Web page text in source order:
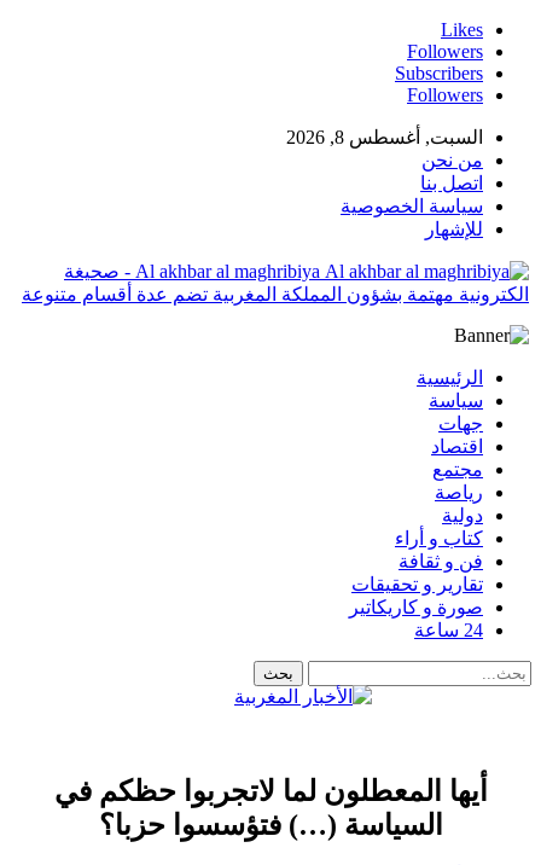
Likes
Followers
Subscribers
Followers
السبت, أغسطس 8, 2026
من نحن
اتصل بنا
سياسة الخصوصية
للإشهار
Al akhbar al maghribiya - صحيغة
الكترونية مهتمة بشؤون المملكة المغربية تضم عدة أقسام متنوعة
الرئيسية
سياسة
جهات
اقتصاد
مجتمع
رياصة
دولية
كتاب و أراء
فن و ثقافة
تقارير و تحقيقات
صورة و كاريكاتير
24 ساعة
أيها المعطلون لما لاتجربوا حظكم في
السياسة (…) فتؤسسوا حزبا؟